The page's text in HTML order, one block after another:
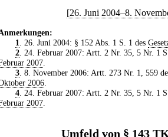
[26. Juni 2004–8.
1
. 26. Juni 2004: § 152 Abs. 1 S. 1 des
2. 24. Februar 2007: Artt. 2 Nr. 35, 5 Nr. 1
2007
3. 8. November 2006: Artt. 273 Nr. 1, 559
2006
4. 24. Februar 2007: Artt. 2 Nr. 35, 5 Nr. 1
2007
Umfeld von § 143